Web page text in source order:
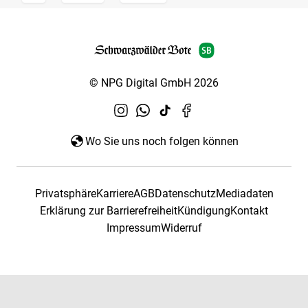
© NPG Digital GmbH 2026
Wo Sie uns noch folgen können
PrivatsphäreKarriereAGBDatenschutzMediadaten
Erklärung zur BarrierefreiheitKündigungKontakt
ImpressumWiderruf